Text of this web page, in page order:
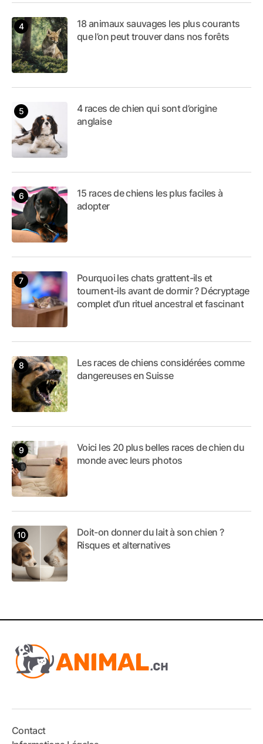
18 animaux sauvages les plus courants
que l’on peut trouver dans nos forêts
4 races de chien qui sont d’origine
anglaise
15 races de chiens les plus faciles à
adopter
Pourquoi les chats grattent-ils et
tournent-ils avant de dormir ? Décryptage
complet d’un rituel ancestral et fascinant
Les races de chiens considérées comme
dangereuses en Suisse
Voici les 20 plus belles races de chien du
monde avec leurs photos
Doit-on donner du lait à son chien ?
Risques et alternatives
Contact